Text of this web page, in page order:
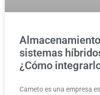
sistemas
¿Cómo
Cameto es una empresa